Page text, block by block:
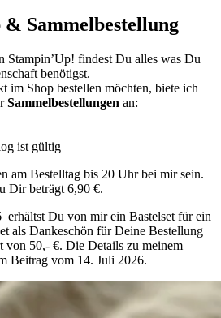
& Sammelbestellung
Stampin’Up! findest Du alles was Du
benötigst.
im Shop bestellen möchten, biete ich
Sammelbestellungen an:
ist gültig
am Bestelltag bis 20 Uhr bei mir sein.
Dir beträgt 6,90 €.
erhältst Du von mir ein Bastelset für ein
als Dankeschön für Deine Bestellung
von 50,- €. Die Details zu meinem
Beitrag vom 14. Juli 2026.